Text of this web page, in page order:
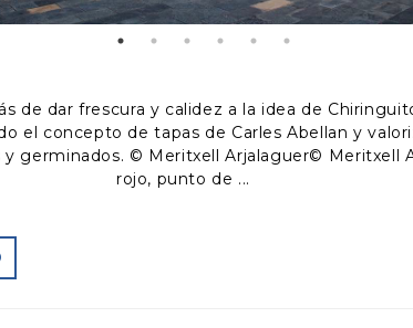
de dar frescura y calidez a la idea de
el concepto de tapas de Carles Abellan y
y germinados. © Meritxell Arjalaguer© Meritxell
rojo, punto de